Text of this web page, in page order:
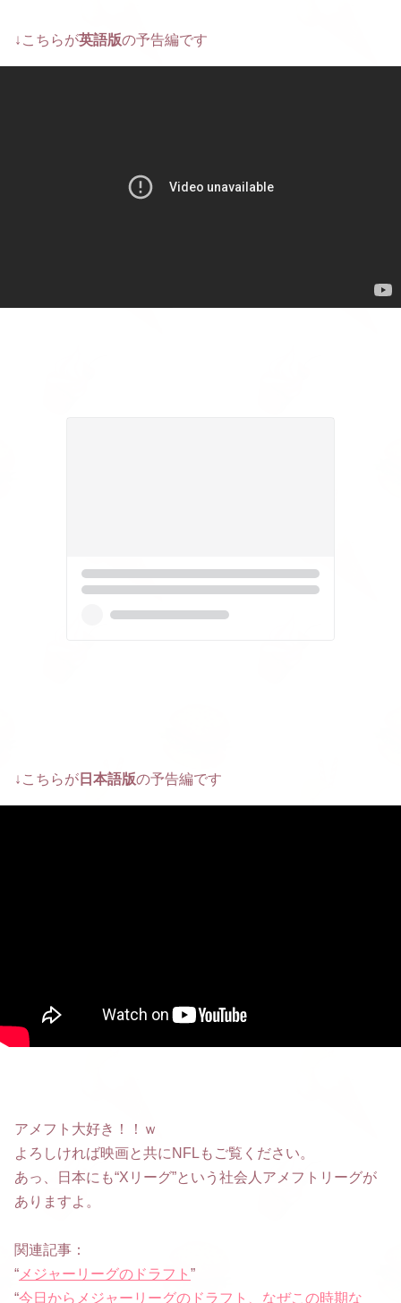
↓こちらが英語版の予告編です
↓こちらが 日本語版の予告編です
アメフト大好き！！ｗ
よろしければ映画と共にNFLもご覧ください。
あっ、日本にも“Xリーグ”という社会人アメフトリーグが
ありますよ。
関連記事：
“ メジャーリーグのドラフト ”
“今日からメジャーリーグのドラフト、なぜこの時期な